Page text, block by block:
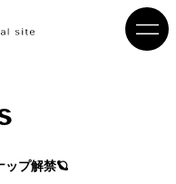
ップ解禁🪐